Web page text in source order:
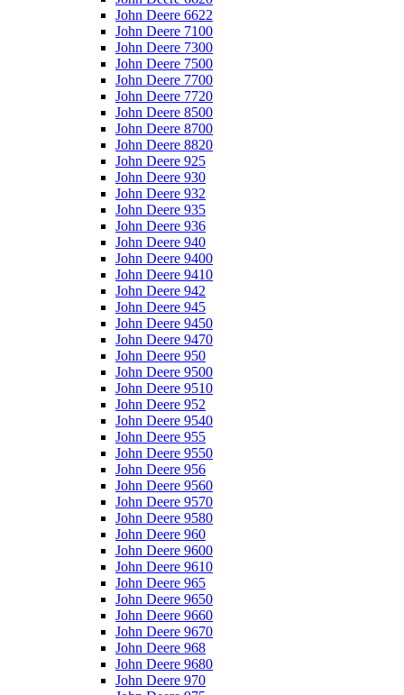
John Deere 6622
John Deere 7100
John Deere 7300
John Deere 7500
John Deere 7700
John Deere 7720
John Deere 8500
John Deere 8700
John Deere 8820
John Deere 925
John Deere 930
John Deere 932
John Deere 935
John Deere 936
John Deere 940
John Deere 9400
John Deere 9410
John Deere 942
John Deere 945
John Deere 9450
John Deere 9470
John Deere 950
John Deere 9500
John Deere 9510
John Deere 952
John Deere 9540
John Deere 955
John Deere 9550
John Deere 956
John Deere 9560
John Deere 9570
John Deere 9580
John Deere 960
John Deere 9600
John Deere 9610
John Deere 965
John Deere 9650
John Deere 9660
John Deere 9670
John Deere 968
John Deere 9680
John Deere 970